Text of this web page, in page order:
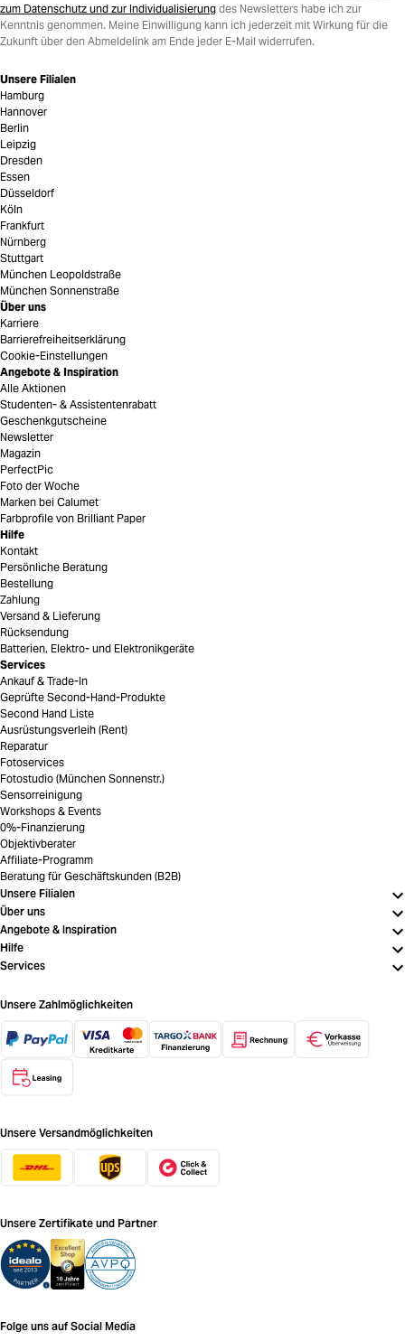
zum Datenschutz und zur Individualisierung des Newsletters habe ich zur
Kenntnis genommen. Meine Einwilligung kann ich jederzeit mit Wirkung für die
Zukunft über den Abmeldelink am Ende jeder E-Mail widerrufen.
Unsere Filialen
Hamburg
Hannover
Berlin
Leipzig
Dresden
Essen
Düsseldorf
Köln
Frankfurt
Nürnberg
Stuttgart
München Leopoldstraße
München Sonnenstraße
Über uns
Karriere
Barrierefreiheitserklärung
Cookie-Einstellungen
Angebote & Inspiration
Alle Aktionen
Studenten- & Assistentenrabatt
Geschenkgutscheine
Newsletter
Magazin
PerfectPic
Foto der Woche
Marken bei Calumet
Farbprofile von Brilliant Paper
Hilfe
Kontakt
Persönliche Beratung
Bestellung
Zahlung
Versand & Lieferung
Rücksendung
Batterien, Elektro- und Elektronikgeräte
Services
Ankauf & Trade-In
Geprüfte Second-Hand-Produkte
Second Hand Liste
Ausrüstungsverleih (Rent)
Reparatur
Fotoservices
Fotostudio (München Sonnenstr.)
Sensorreinigung
Workshops & Events
0%-Finanzierung
Objektivberater
Affiliate-Programm
Beratung für Geschäftskunden (B2B)
Unsere Filialen
Über uns
Angebote & Inspiration
Hilfe
Services
Unsere Zahlmöglichkeiten
Unsere Versandmöglichkeiten
Unsere Zertifikate und Partner
Folge uns auf Social Media